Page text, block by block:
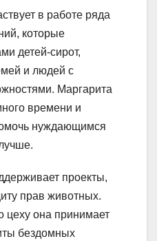
в работе ряда
которые
детей-сирот,
и людей с
Маргарита
времени и
нуждающимся
проекты,
прав животных.
цеху она принимает
бездомных